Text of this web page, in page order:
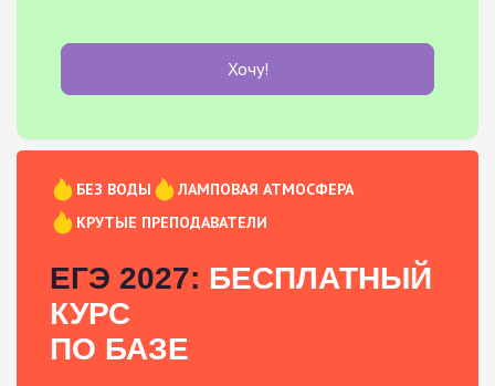
Хочу!
БЕЗ ВОДЫ
ЛАМПОВАЯ АТМОСФЕРА
КРУТЫЕ ПРЕПОДАВАТЕЛИ
ЕГЭ 2027: БЕСПЛАТНЫЙ
КУРС
ПО БАЗЕ